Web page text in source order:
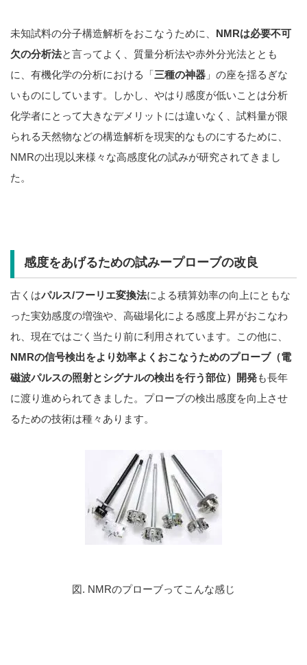
未知試料の分子構造解析をおこなうために、 NMRは必要不可
欠の分析法と言ってよく、質量分析法や赤外分光法ととも
に、有機化学の分析における「三種の神器 」の座を揺るぎな
いものにしています。しかし、やはり感度が低いことは分析
化学者にとって大きなデメリットには違いなく、試料量が限
られる天然物などの構造解析を現実的なものにするために、
NMRの出現以来様々な高感度化の試みが研究されてきまし
た。
感度をあげるための試みープローブの改良
古くはパルス/フーリエ変換法による積算効率の向上にともな
った実効感度の増強や、高磁場化による感度上昇がおこなわ
れ、現在ではごく当たり前に利用されています。この他に、
NMRの信号検出をより効率よくおこなうためのプローブ（電
磁波パルスの照射とシグナルの検出を行う部位）開発も長年
に渡り進められてきました。プローブの検出感度を向上させ
るための技術は種々あります。
図. NMRのプローブってこんな感じ